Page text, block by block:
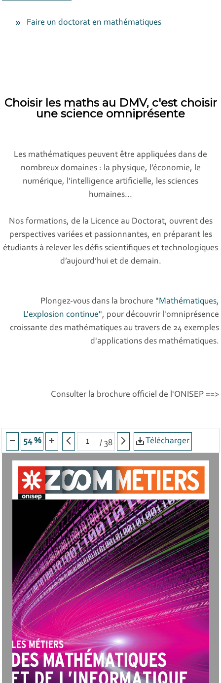
Faire un doctorat en mathématiques
Choisir les maths au DMV, c'est choisir
une science omniprésente
Les mathématiques peuvent être appliquées dans de
nombreux domaines : la physique, l’économie, le
numérique, l’intelligence artificielle, les sciences
humaines...
Nos formations, de la Licence au Doctorat, ouvrent des
perspectives variées et passionnantes, en préparant les
étudiants à relever les défis scientifiques et technologiques
d’aujourd’hui et de demain.
Plongez-vous dans la brochure "Mathématiques,
L'explosion continue", pour découvrir l'omniprésence
croissante des mathématiques au travers de 24 exemples
d'applications des mathématiques.
Consulter la brochure officiel de l'ONISEP ==>
54 % /38 Télécharger
LES MÉTIERS
DES MATHÉMATIQUES
ET DE L’INFORMATIQUE